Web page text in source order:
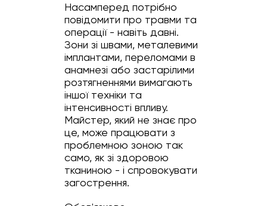
Насамперед потрібно
повідомити про травми та
операції - навіть давні.
Зони зі швами, металевими
імплантами, переломами в
анамнезі або застарілими
розтягненнями вимагають
іншої техніки та
інтенсивності впливу.
Майстер, який не знає про
це, може працювати з
проблемною зоною так
само, як зі здоровою
тканиною - і спровокувати
загострення.